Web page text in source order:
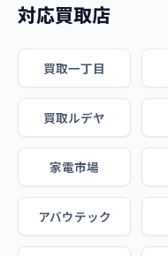
対応買取店
買取一丁目
買取ルデヤ
家電市場
アバウテック